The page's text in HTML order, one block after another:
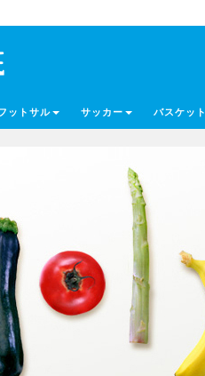
ットサル サッカー バスケット